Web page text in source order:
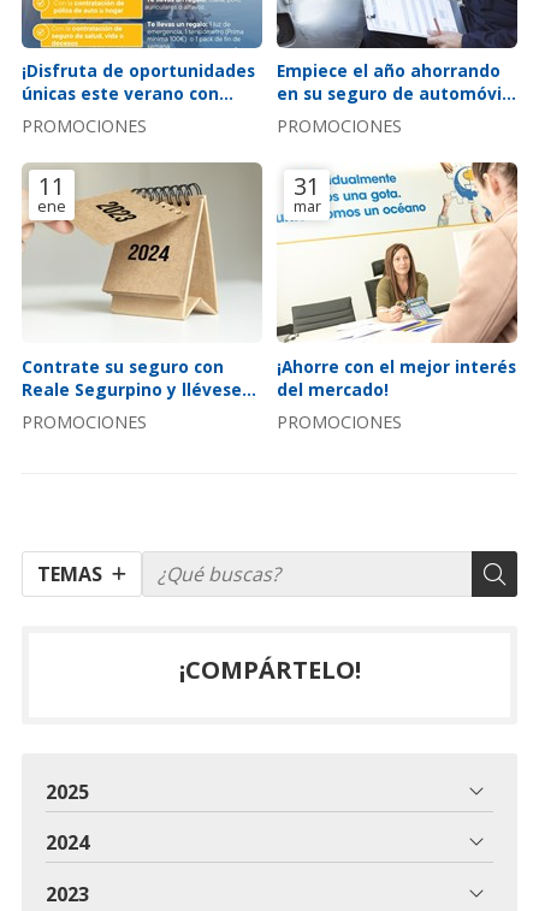
TEMAS
¡Disfruta de oportunidades
únicas este verano con
nuestra aseguradora!
PROMOCIONES
Empiece el año ahorrando
en su seguro de automóvil:
¡súper oferta auto 2024!
PROMOCIONES
11
ene
Contrate su seguro con
Reale Segurpino y llévese
un calendario de 2024
PROMOCIONES
31
mar
¡Ahorre con el mejor interés
del mercado!
PROMOCIONES
¡COMPÁRTELO!
2025
2024
2023